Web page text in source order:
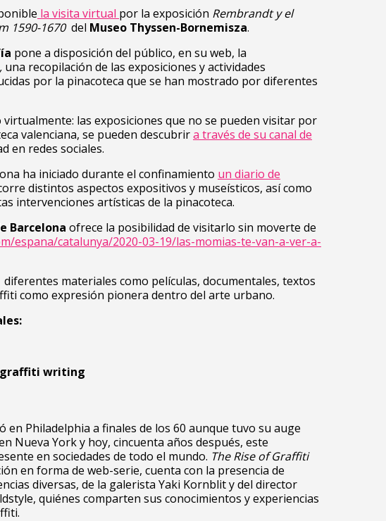
la visita virtual por la exposición Rembrandt y el
1590-1670del Museo Thyssen-Bornemisza.
pone a disposición del público, en su web, la
, una recopilación de las exposiciones y actividades
por la pinacoteca que se han mostrado por diferentes
virtualmente: las exposiciones que no se pueden visitar por
valenciana, se pueden descubrira través de su canal de
en redes sociales.
ha iniciado durante el confinamiento un diario de
distintos aspectos expositivos y museísticos, así como
intervenciones artísticas de la pinacoteca.
Barcelona ofrece la posibilidad de visitarlo sin moverte de
espana/catalunya/2020-03-19/las-momias-te-van-a-ver-a-
materiales como películas, documentales, textos
como expresión pionera dentro del arte urbano.
graffiti writing
en Philadelphia a finales de los 60 aunque tuvo su auge
Nueva York y hoy, cincuenta años después, este
en sociedades de todo el mundo. The Rise of Graffiti
en forma de web-serie, cuenta con la presencia de
diversas, de la galerista Yaki Kornblit y del director
quiénes comparten sus conocimientos y experiencias